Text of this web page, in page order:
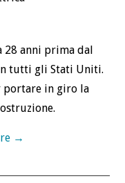
28 anni prima dal
tutti gli Stati Uniti.
portare in giro la
→